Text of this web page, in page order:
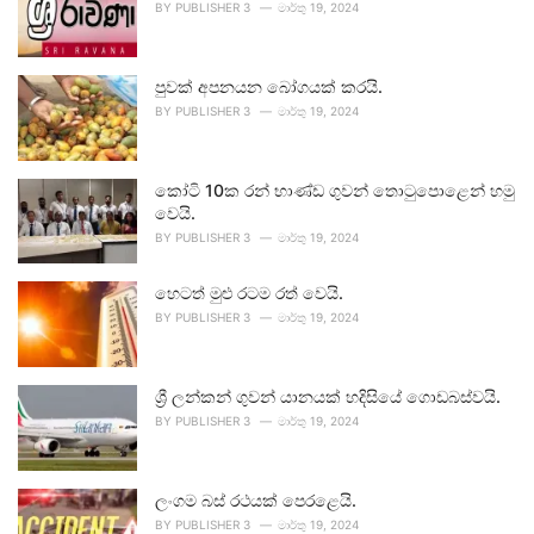
BY PUBLISHER 3 මාර්තු 19, 2024
පුවක් අපනයන බෝගයක් කරයි.
BY PUBLISHER 3 මාර්තු 19, 2024
කෝටි 10ක රන් භාණ්ඩ ගුවන් තොටුපොළෙන් හමු
වෙයි.
BY PUBLISHER 3 මාර්තු 19, 2024
හෙටත් මුළු රටම රත් වෙයි.
BY PUBLISHER 3 මාර්තු 19, 2024
ශ්‍රී ලන්කන් ගුවන් යානයක් හදිසියේ ගොඩබස්වයි.
BY PUBLISHER 3 මාර්තු 19, 2024
ලංගම බස් රථයක් පෙරළෙයි.
BY PUBLISHER 3 මාර්තු 19, 2024